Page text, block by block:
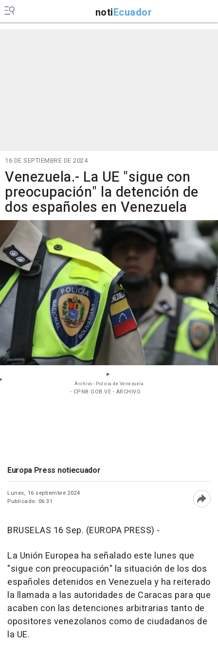
notiEcuador
16 DE SEPTIEMBRE DE 2024
Venezuela.- La UE "sigue con
preocupación" la detención de
dos españoles en Venezuela
Archivo - Policía de Venezuela
- CPNB.GOB.VE - ARCHIVO
Europa Press notiecuador
Lunes, 16 septiembre 2024
Publicado: 06:31
BRUSELAS 16 Sep. (EUROPA PRESS) -
La Unión Europea ha señalado este lunes que
"sigue con preocupación" la situación de los dos
españoles detenidos en Venezuela y ha reiterado
la llamada a las autoridades de Caracas para que
acaben con las detenciones arbitrarias tanto de
opositores venezolanos como de ciudadanos de
la UE.